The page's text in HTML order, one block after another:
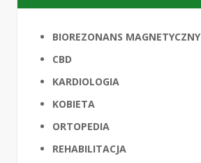
BIOREZONANS MAGNETYCZNY
CBD
KARDIOLOGIA
KOBIETA
ORTOPEDIA
REHABILITACJA